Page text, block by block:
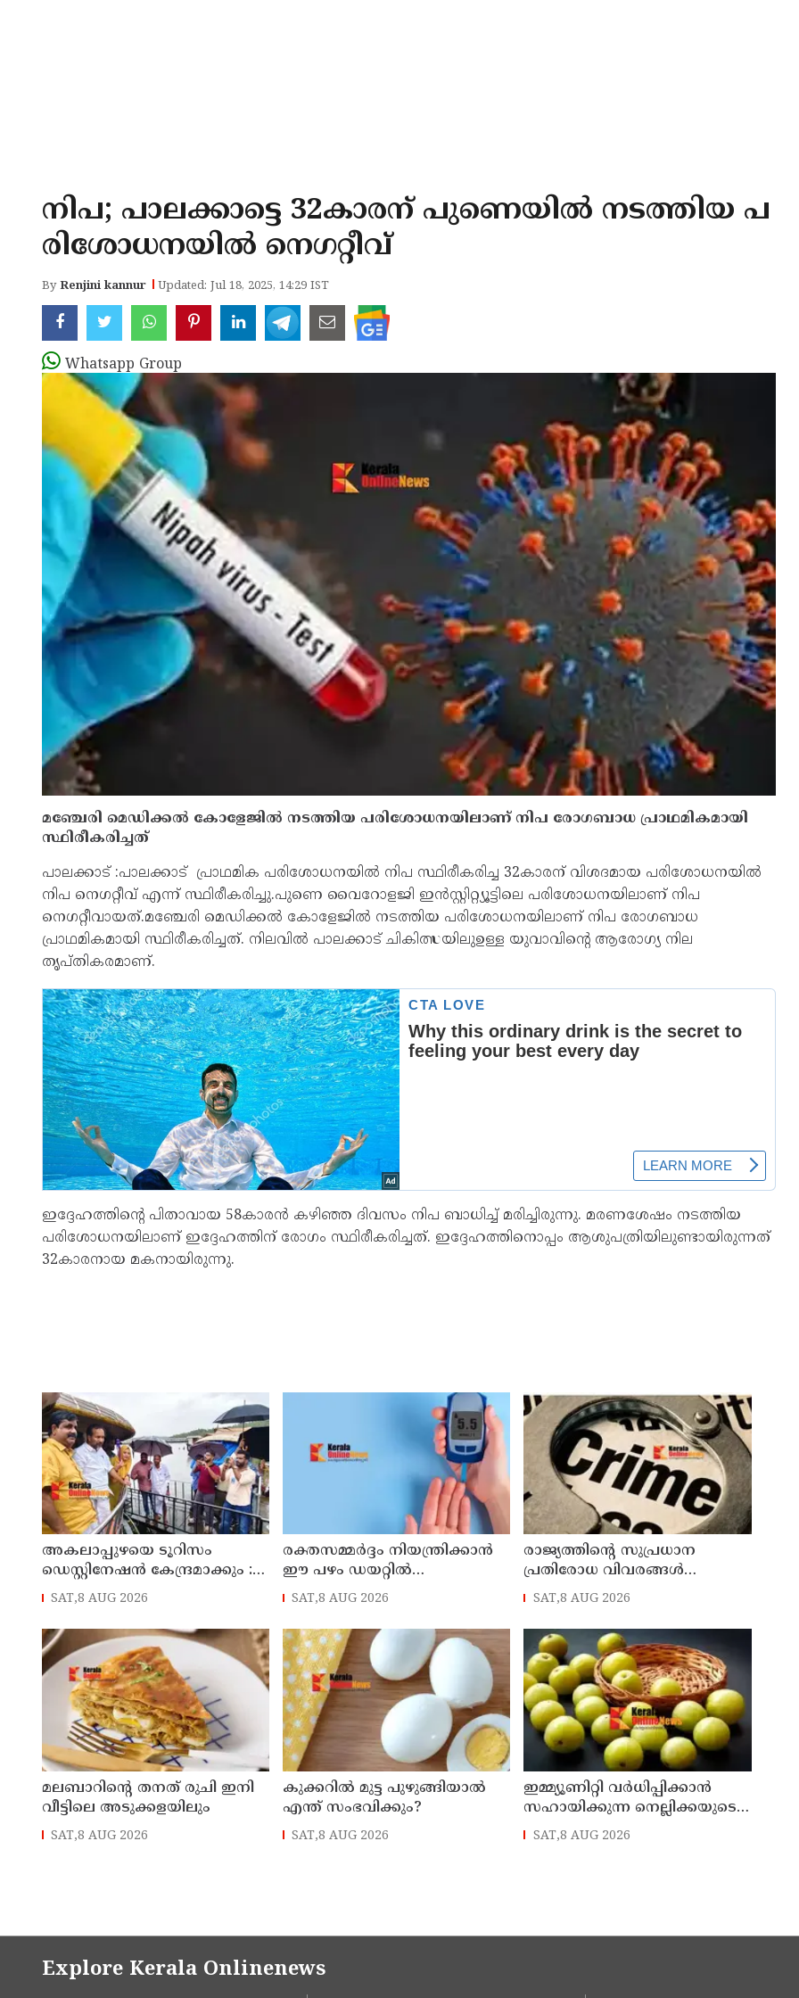
നിപ; പാലക്കാട്ടെ 32കാരന് പുണെയില്‍ നടത്തിയ പ
രിശോധനയില്‍ നെഗറ്റീവ്
ByRenjini kannur Updated: Jul 18, 2025, 14:29 IST
Whatsapp Group
മഞ്ചേരി മെഡിക്കല്‍ കോളേജില്‍ നടത്തിയ പരിശോധനയിലാണ് നിപ രോഗബാധ പ്രാഥമികമായി
സ്ഥിരീകരിച്ചത്
പാലക്കാട് :പാലക്കാട് പ്രാഥമിക പരിശോധനയില്‍ നിപ സ്ഥിരീകരിച്ച 32കാരന് വിശദമായ പരിശോധനയില്‍
നിപ നെഗറ്റീവ് എന്ന് സ്ഥിരീകരിച്ചു.പുണെ വൈറോളജി ഇൻസ്റ്റിറ്റ്യൂട്ടിലെ പരിശോധനയിലാണ് നിപ
നെഗറ്റീവായത്.മഞ്ചേരി മെഡിക്കല്‍ കോളേജില്‍ നടത്തിയ പരിശോധനയിലാണ് നിപ രോഗബാധ
പ്രാഥമികമായി സ്ഥിരീകരിച്ചത്. നിലവില്‍ പാലക്കാട് ചികിത്സയിലുഉള്ള യുവാവിൻ്റെ ആരോഗ്യ നില
തൃപ്തികരമാണ്.
ഇദ്ദേഹത്തിൻ്റെ പിതാവായ 58കാരൻ കഴിഞ്ഞ ദിവസം നിപ ബാധിച്ച്‌ മരിച്ചിരുന്നു. മരണശേഷം നടത്തിയ
പരിശോധനയിലാണ് ഇദ്ദേഹത്തിന് രോഗം സ്ഥിരീകരിച്ചത്. ഇദ്ദേഹത്തിനൊപ്പം ആശുപത്രിയിലുണ്ടായിരുന്നത്
32കാരനായ മകനായിരുന്നു.
അകലാപ്പുഴയെ ടൂറിസം
ഡെസ്റ്റിനേഷന്‍ കേന്ദ്രമാക്കും :
മന്ത്രി പി.സി വിഷ്ണുനാഥ്
SAT,8 AUG 2026
രക്തസമ്മർദ്ദം നിയന്ത്രിക്കാൻ
ഈ പഴം ഡയറ്റിൽ
ഉൾപ്പെടുത്താം
SAT,8 AUG 2026
രാജ്യത്തിന്റെ സുപ്രധാന
പ്രതിരോധ വിവരങ്ങൾ
പാകിസ്ഥാന് ചോർത്തി നൽകി ;
ഉന്നത ഉദ്യോഗസ്ഥൻ അറസ്റ്റിൽ
SAT,8 AUG 2026
മലബാറിന്റെ തനത് രുചി ഇനി
വീട്ടിലെ അടുക്കളയിലും
SAT,8 AUG 2026
കുക്കറിൽ മുട്ട പുഴുങ്ങിയാൽ
എന്ത് സംഭവിക്കും?
SAT,8 AUG 2026
ഇമ്മ്യൂണിറ്റി വർധിപ്പിക്കാൻ
സഹായിക്കുന്ന നെല്ലിക്കയുടെ
ഗുണങ്ങൾ
SAT,8 AUG 2026
Explore Kerala Onlinenews